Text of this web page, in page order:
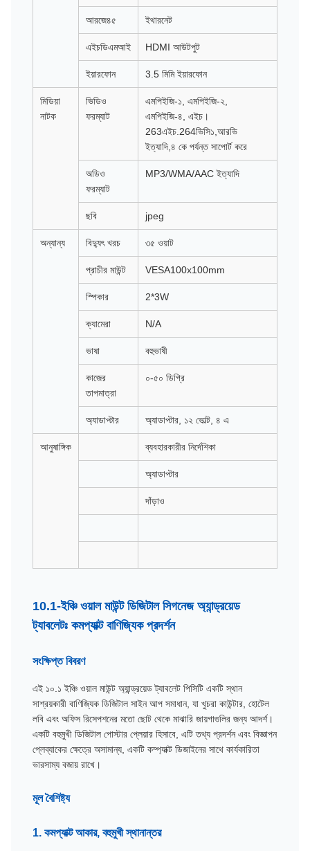
আরজে৪৫ ইথারনেট
এইচডিএমআই HDMI আউটপুট
ইয়ারফোন 3.5 মিমি ইয়ারফোন
মিডিয়া
নাটক
ভিডিও
ফরম্যাট
এমপিইজি-১, এমপিইজি-২,
এমপিইজি-৪, এইচ।
263এইচ.264ভিসি১,আরভি
ইত্যাদি,৪ কে পর্যন্ত সাপোর্ট করে
অডিও
ফরম্যাট
MP3/WMA/AAC ইত্যাদি
ছবি jpeg
অন্যান্য বিদ্যুৎ খরচ ৩৫ ওয়াট
প্রাচীর মাউন্ট VESA100x100mm
স্পিকার 2*3W
ক্যামেরা N/A
ভাষা বহুভাষী
কাজের
তাপমাত্রা
০-৫০ ডিগ্রি
অ্যাডাপ্টার অ্যাডাপ্টার, ১২ ভোল্ট, ৪ এ
আনুষাঙ্গিক ব্যবহারকারীর নির্দেশিকা
অ্যাডাপ্টার
দাঁড়াও
10.1-ইঞ্চি ওয়াল মাউন্ট ডিজিটাল সিগনেজ অ্যান্ড্রয়েড
ট্যাবলেটঃ কমপ্যাক্ট বাণিজ্যিক প্রদর্শন
সংক্ষিপ্ত বিবরণ
এই ১০.১ ইঞ্চি ওয়াল মাউন্ট অ্যান্ড্রয়েড ট্যাবলেট পিসিটি একটি স্থান
সাশ্রয়কারী বাণিজ্যিক ডিজিটাল সাইন আপ সমাধান, যা খুচরা কাউন্টার, হোটেল
লবি এবং অফিস রিসেপশনের মতো ছোট থেকে মাঝারি জায়গাগুলির জন্য আদর্শ।
একটি বহুমুখী ডিজিটাল পোস্টার প্লেয়ার হিসাবে, এটি তথ্য প্রদর্শন এবং বিজ্ঞাপন
প্লেব্যাকের ক্ষেত্রে অসামান্য, একটি কম্প্যাক্ট ডিজাইনের সাথে কার্যকারিতা
ভারসাম্য বজায় রাখে।
মূল বৈশিষ্ট্য
1. কমপ্যাক্ট আকার, বহুমুখী স্থানান্তর